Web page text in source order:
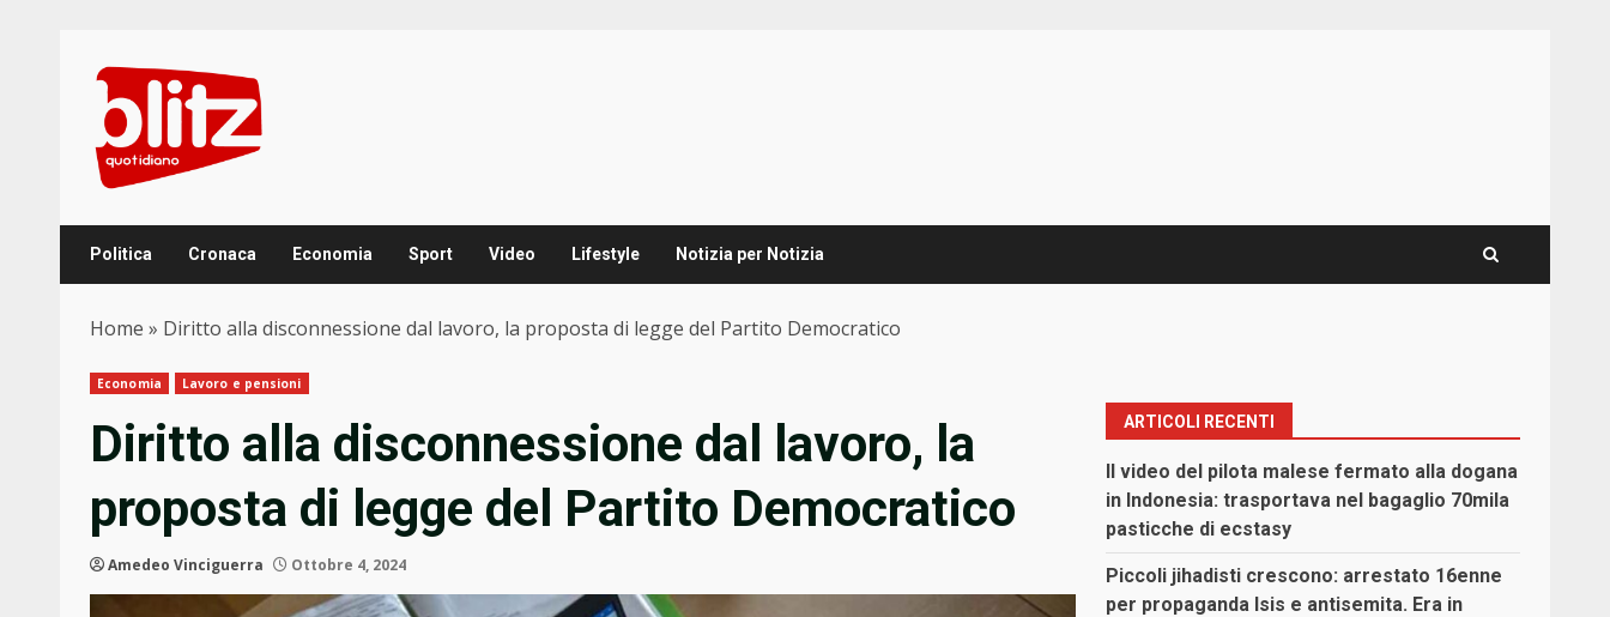
content
Politica Cronaca Economia Sport Video Lifestyle Notizia per Notizia
Home » Diritto alla disconnessione dal lavoro, la proposta di legge del Partito Democratico
Economia Lavoro e pensioni
Diritto alla disconnessione dal lavoro, la
proposta di legge del Partito Democratico
Amedeo Vinciguerra Ottobre 4, 2024
ARTICOLI RECENTI
Il video del pilota malese fermato alla dogana
in Indonesia: trasportava nel bagaglio 70mila
pasticche di ecstasy
Piccoli jihadisti crescono: arrestato 16enne
per propaganda Isis e antisemita. Era in